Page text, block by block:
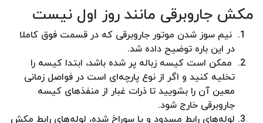
مکش جاروبرقی مانند روز اول نیست
نیم سوز شدن موتور جاروبرقی که در قسمت فوق کاملا
در این باره توضیح داده شد.
ممکن است کیسه زباله پر شده باشد، ابتدا کیسه را
تخلیه کنید و اگر از نوع پارچه‌ای است در فواصل زمانی
معین آن را بشویید تا ذرات غبار از منفذ‌های کیسه
جاروبرقی خارج شود.
لوله‌های رابط مسدود و یا سوراخ شده، لوله‌های رابط مکش